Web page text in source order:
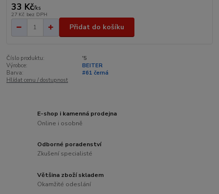
33 Kč/ks
27 Kč bez DPH
Přidat do košíku
Číslo produktu:
'5
Výrobce:
BEITER
Barva:
#61 černá
Hlídat cenu / dostupnost
E-shop i kamenná prodejna
Online i osobně
Odborné poradenství
Zkušení specialisté
Většina zboží skladem
Okamžité odeslání